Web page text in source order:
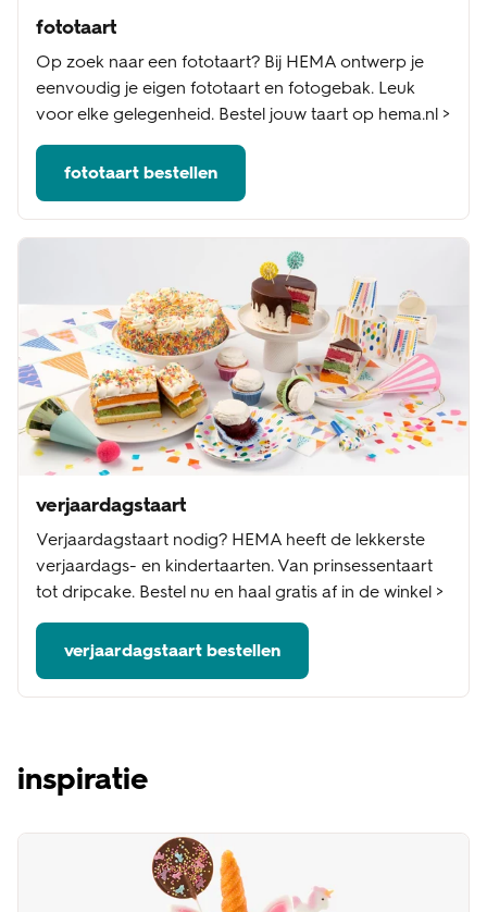
fototaart
Op zoek naar een fototaart? Bij HEMA ontwerp je
eenvoudig je eigen fototaart en fotogebak. Leuk
voor elke gelegenheid. Bestel jouw taart op hema.nl >
fototaart bestellen
verjaardagstaart
Verjaardagstaart nodig? HEMA heeft de lekkerste
verjaardags- en kindertaarten. Van prinsessentaart
tot dripcake. Bestel nu en haal gratis af in de winkel >
verjaardagstaart bestellen
inspiratie